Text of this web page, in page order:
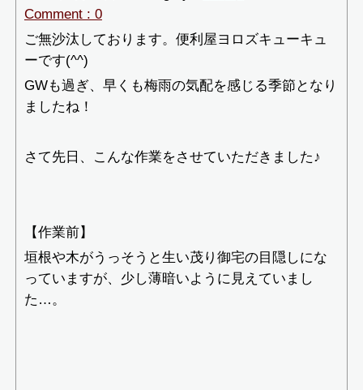
Comment : 0
ご無沙汰しております。便利屋ヨロズキューキュ
ーです(^^)
GWも過ぎ、早くも梅雨の気配を感じる季節となり
ましたね！
さて先日、こんな作業をさせていただきました♪
【作業前】
垣根や木がうっそうと生い茂り御宅の目隠しにな
っていますが、少し薄暗いように見えていまし
た…。